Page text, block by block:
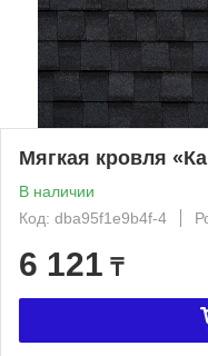
Мягкая кровля
В наличии
Код: dba95f1e9b4f-4
6 121 ₸